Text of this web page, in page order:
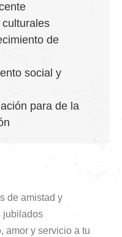
de
social y
para de la
de amistad y
jubilados
amor y servicio a tu